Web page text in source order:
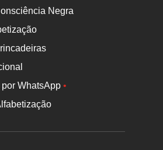
Negra
por WhatsApp•